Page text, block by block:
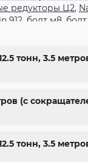
редукторы Ц2,
912 болт м8
киев,купить
тонн, 3.5
(с
тонн, 3.5